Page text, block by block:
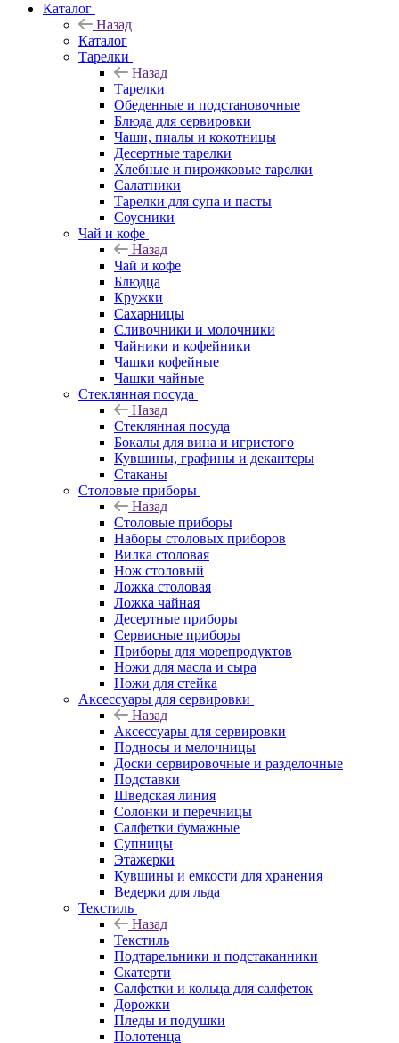
Каталог
Назад
Каталог
Тарелки
Назад
Тарелки
Обеденные и подстановочные
Блюда для сервировки
Чаши, пиалы и кокотницы
Десертные тарелки
Хлебные и пирожковые тарелки
Салатники
Тарелки для супа и пасты
Соусники
Чай и кофе
Назад
Чай и кофе
Блюдца
Кружки
Сахарницы
Сливочники и молочники
Чайники и кофейники
Чашки кофейные
Чашки чайные
Стеклянная посуда
Назад
Стеклянная посуда
Бокалы для вина и игристого
Кувшины, графины и декантеры
Стаканы
Столовые приборы
Назад
Столовые приборы
Наборы столовых приборов
Вилка столовая
Нож столовый
Ложка столовая
Ложка чайная
Десертные приборы
Сервисные приборы
Приборы для морепродуктов
Ножи для масла и сыра
Ножи для стейка
Аксессуары для сервировки
Назад
Аксессуары для сервировки
Подносы и мелочницы
Доски сервировочные и разделочные
Подставки
Шведская линия
Солонки и перечницы
Салфетки бумажные
Супницы
Этажерки
Кувшины и емкости для хранения
Ведерки для льда
Текстиль
Назад
Текстиль
Подтарельники и подстаканники
Скатерти
Салфетки и кольца для салфеток
Дорожки
Пледы и подушки
Полотенца